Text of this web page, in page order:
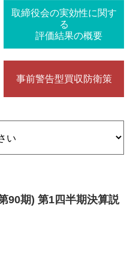
取締役会の実効性に関す
る
評価結果の概要
事前警告型買収防衛策
90期) 第1四半期決算説